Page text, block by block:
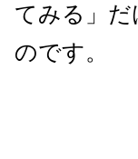
てみる」
のです。